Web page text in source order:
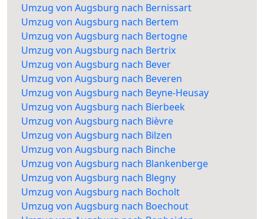
Umzug von Augsburg nach Bernissart
Umzug von Augsburg nach Bertem
Umzug von Augsburg nach Bertogne
Umzug von Augsburg nach Bertrix
Umzug von Augsburg nach Bever
Umzug von Augsburg nach Beveren
Umzug von Augsburg nach Beyne-Heusay
Umzug von Augsburg nach Bierbeek
Umzug von Augsburg nach Bièvre
Umzug von Augsburg nach Bilzen
Umzug von Augsburg nach Binche
Umzug von Augsburg nach Blankenberge
Umzug von Augsburg nach Blegny
Umzug von Augsburg nach Bocholt
Umzug von Augsburg nach Boechout